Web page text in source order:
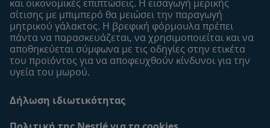
και οικονομικές επιπτώσεις. Η εισαγωγή μερικής
σίτισης με μπιμπερό θα μειώσει την παραγωγή
μητρικού γάλακτος. Η βρεφική φόρμουλα πρέπει
πάντα να παρασκευάζεται, να χρησιμοποιείται και να
αποθηκεύεται σύμφωνα με τις οδηγίες στην ετικέτα
του προϊόντος για να αποφευχθούν κίνδυνοι για την
υγεία του μωρού.
Δήλωση ιδιωτικότητας